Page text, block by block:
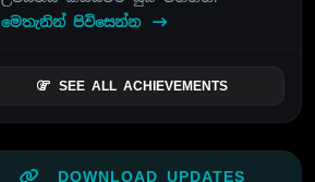
මෙතැනින් පිවිසෙන්න
SEE ALL ACHIEVEMENTS
DOWNLOAD UPDATES